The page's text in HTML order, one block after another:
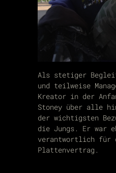
Als stetiger
und teilweise
Kreator in der
Stoney über alle
der wichtigsten
die Jungs. Er war
verantwortlich für
Plattenvertrag.